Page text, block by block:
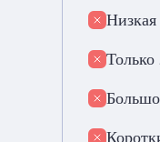
Только